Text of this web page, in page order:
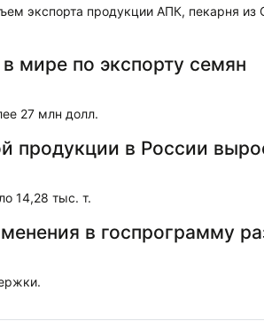
экспорта продукции АПК, пекарня из
мире по экспорту семян
27 млн долл.
продукции в России
14,28 тыс. т.
в госпрограмму